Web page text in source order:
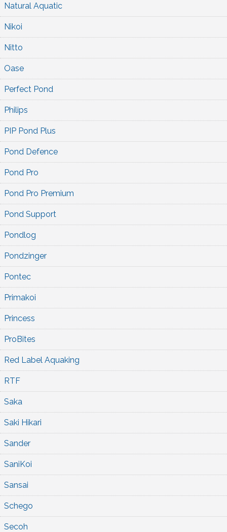
Natural Aquatic
Nikoi
Nitto
Oase
Perfect Pond
Philips
PIP Pond Plus
Pond Defence
Pond Pro
Pond Pro Premium
Pond Support
Pondlog
Pondzinger
Pontec
Primakoi
Princess
ProBites
Red Label Aquaking
RTF
Saka
Saki Hikari
Sander
SaniKoi
Sansai
Schego
Secoh